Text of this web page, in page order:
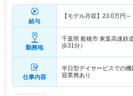
給与
【モデル月収】 23.0万円～
勤務地
千葉県 船橋市 東葉高速鉄
歩31分）
仕事内容
半日型デイサービスでの
迎業務あり